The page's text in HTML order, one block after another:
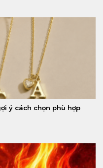
ý cách chọn phù hợp